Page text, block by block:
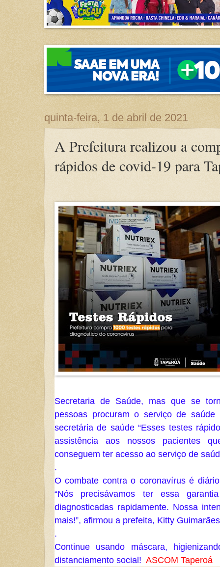
quinta-feira, 1 de abril de 2021
A Prefeitura realizou a
rápidos de covid-19 para
Secretaria de Saúde, mas que se
pessoas procuram o serviço de
secretária de saúde “Esses testes
assistência aos nossos pacientes
conseguem ter acesso ao serviço de
.
O combate contra o coronavírus é
“Nós precisávamos ter essa
diagnosticadas rapidamente. Nossa
mais!”, afirmou a prefeita, Kitty
.
Continue usando máscara,
distanciamento social! ASCOM Taperoá